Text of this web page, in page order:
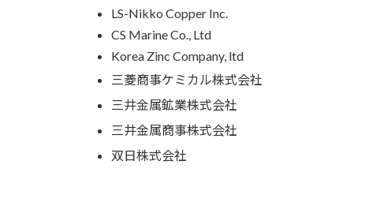
LS-Nikko Copper Inc.
CS Marine Co., Ltd
Korea Zinc Company, ltd
三菱商事ケミカル株式会社
三井金属鉱業株式会社
三井金属商事株式会社
双日株式会社